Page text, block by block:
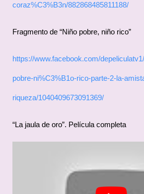
coraz%C3%B3n/882868485811188/
Fragmento de “Niño pobre, niño rico”
https://www.facebook.com/
pobre-ni%C3%B1o-rico-parte-2-la-
riqueza/1040409673091369/
“La jaula de oro”. Película completa